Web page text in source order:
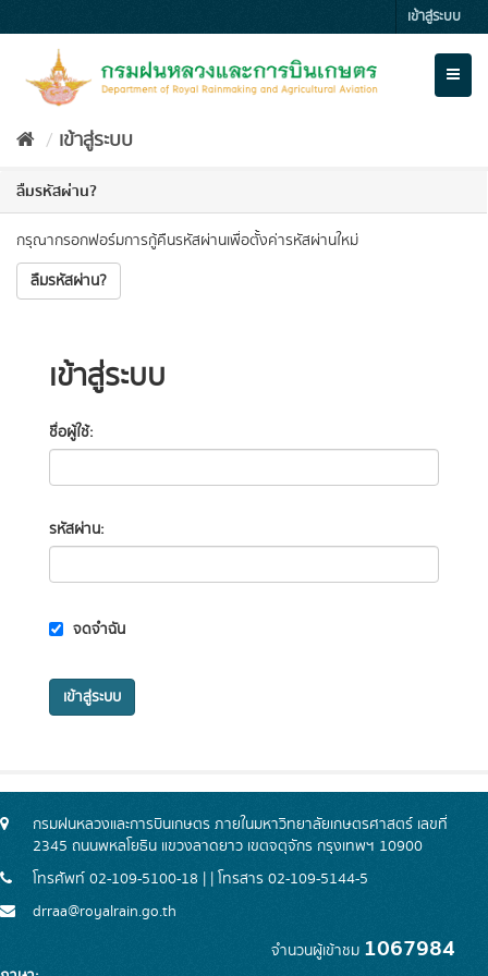
to
เข้าสู่ระบบ
เข้าสู่ระบบ
ลืมรหัสผ่าน?
กรุณากรอกฟอร์มการกู้คืนรหัสผ่านเพื่อตั้งค่ารหัสผ่านใหม่
ลืมรหัสผ่าน?
เข้าสู่ระบบ
ชื่อผู้ใช้
รหัสผ่าน
จดจำฉัน
เข้าสู่ระบบ
กรมฝนหลวงและการบินเกษตร ภายในมหาวิทยาลัยเกษตรศาสตร์ เลขที่
2345 ถนนพหลโยธิน แขวงลาดยาว เขตจตุจักร กรุงเทพฯ 10900
โทรศัพท์ 02-109-5100-18 | | โทรสาร 02-109-5144-5
drraa@royalrain.go.th
จำนวนผู้เข้าชม 1067984